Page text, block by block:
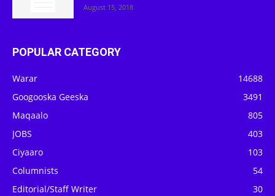
August 15, 2018
POPULAR CATEGORY
Warar
14688
Googooska Geeska
3491
Maqaalo
805
JOBS
403
Ciyaaro
103
Columnists
54
Editorial/Staff Writer
30